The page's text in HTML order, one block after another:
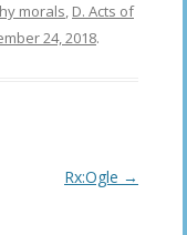
morals, D. Acts of
24, 2018.
Rx:Ogle →